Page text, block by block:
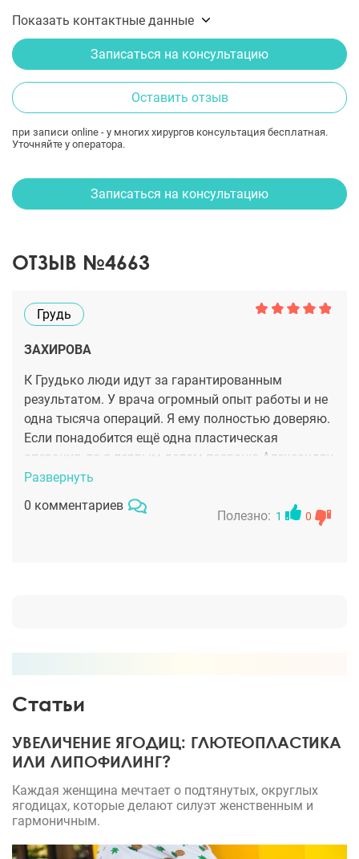
Показать контактные данные
Записаться на консультацию
Оставить отзыв
при записи online - у многих хирургов консультация бесплатная.
Уточняйте у оператора.
Записаться на консультацию
ОТЗЫВ №4663
Грудь
ЗАХИРОВА
К Грудько люди идут за гарантированным
результатом. У врача огромный опыт работы и не
одна тысяча операций. Я ему полностью доверяю.
Если понадобится ещё одна пластическая
операция, то я первым делом позвоню Александру
Викторовичу. Надеюсь что он меня запомнил)
Операцию по груди сделал по самым
современным методикам, реабилитация самая
Развернуть
0 комментариев
Полезно: 1 0
Статьи
УВЕЛИЧЕНИЕ ЯГОДИЦ: ГЛЮТЕОПЛАСТИКА
ИЛИ ЛИПОФИЛИНГ?
Каждая женщина мечтает о подтянутых, округлых
ягодицах, которые делают силуэт женственным и
гармоничным.